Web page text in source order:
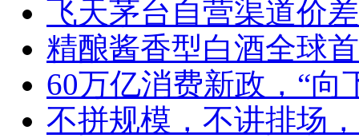
飞天茅台自营渠道价
精酿酱香型白酒全球
60万亿消费新政，“向
不拼规模，不讲排场